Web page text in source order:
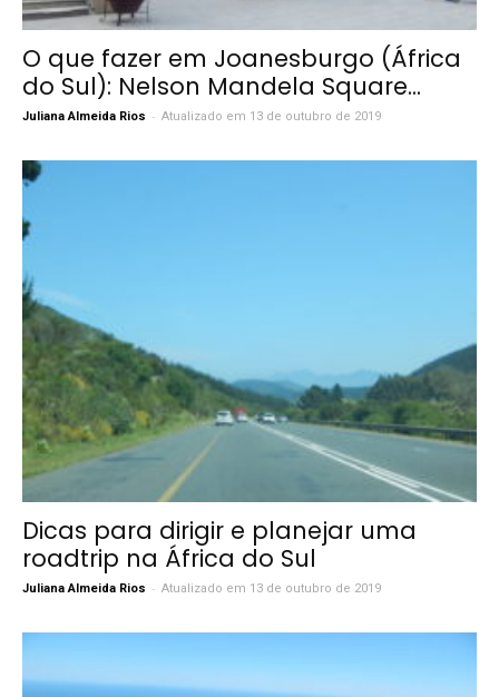
O que fazer em Joanesburgo (África
do Sul): Nelson Mandela Square...
Juliana Almeida Rios - Atualizado em 13 de outubro de 2019
Dicas para dirigir e planejar uma
roadtrip na África do Sul
Juliana Almeida Rios - Atualizado em 13 de outubro de 2019